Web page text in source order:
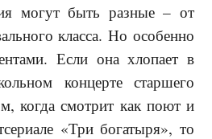
могут быть разные – от
класса. Но особенно
Если она хлопает в
концерте старшего
когда смотрит как поют и
«Три богатыря», то